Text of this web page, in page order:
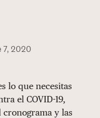
7, 2020
lo que necesitas
el COVID-19,
y las